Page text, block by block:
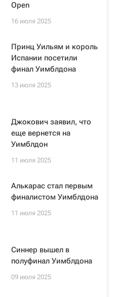
Open
16 июля 2025
Принц Уильям и король
Испании посетили
финал Уимблдона
13 июля 2025
Джокович заявил, что
еще вернется на
Уимблдон
11 июля 2025
Алькарас стал первым
финалистом Уимблдона
11 июля 2025
Синнер вышел в
полуфинал Уимблдона
09 июля 2025